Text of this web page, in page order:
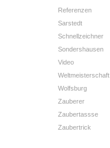
Referenzen
Sarstedt
Schnellzeichner
Sondershausen
Video
Weltmeisterschaft
Wolfsburg
Zauberer
Zaubertassse
Zaubertrick